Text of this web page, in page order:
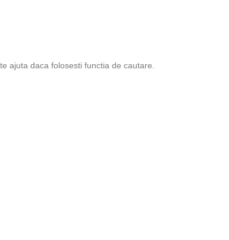
ajuta daca folosesti functia de cautare.